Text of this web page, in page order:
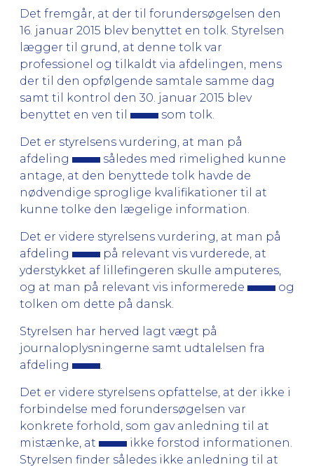
Det fremgår, at der til forundersøgelsen den
16. januar 2015 blev benyttet en tolk. Styrelsen
lægger til grund, at denne tolk var
professionel og tilkaldt via afdelingen, mens
der til den opfølgende samtale samme dag
samt til kontrol den 30. januar 2015 blev
benyttet en ven til
som tolk.
Det er styrelsens vurdering, at man på
afdeling
således med rimelighed kunne
antage, at den benyttede tolk havde de
nødvendige sproglige kvalifikationer til at
kunne tolke den lægelige information.
Det er videre styrelsens vurdering, at man på
afdeling
på relevant vis vurderede, at
yderstykket af lillefingeren skulle amputeres,
og at man på relevant vis informerede
og
tolken om dette på dansk.
Styrelsen har herved lagt vægt på
journaloplysningerne samt udtalelsen fra
afdeling
Det er videre styrelsens opfattelse, at der ikke i
forbindelse med forundersøgelsen var
konkrete forhold, som gav anledning til at
mistænke, at
ikke forstod informationen.
Styrelsen finder således ikke anledning til at